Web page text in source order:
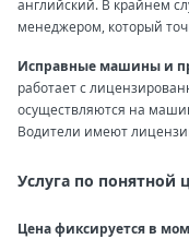
английский. В крайнем
менеджером, который
Исправные машины и
работает с
осуществляются на
Водители имеют
Услуга по понятной
Цена фиксируется в